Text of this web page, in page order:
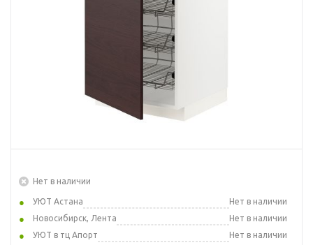
Нет в наличии
УЮТ Астана
Нет в наличии
Новосибирск, Лента
Нет в наличии
УЮТ в тц Апорт
Нет в наличии